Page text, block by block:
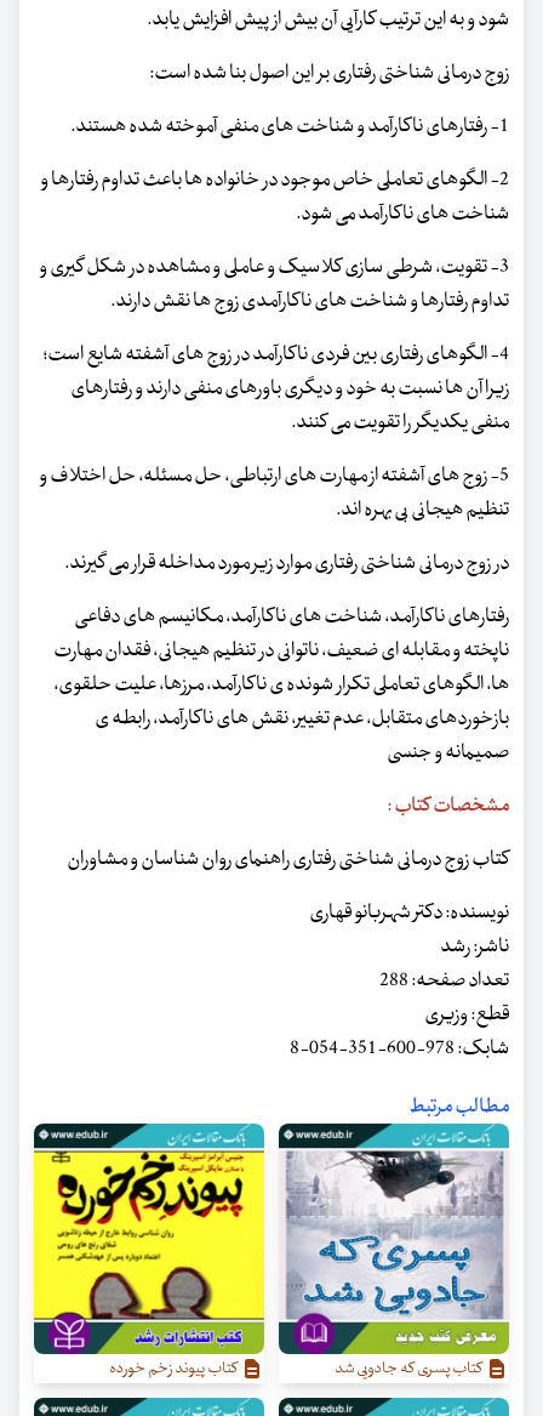
شود و به این ترتیب کارآیی آن بیش از پیش افزایش یابد.
زوج درمانی شناختی رفتاری بر این اصول بنا شده است:
1- رفتارهای ناکارآمد و شناخت های منفی آموخته شده هستند.
2- الگوهای تعاملی خاص موجود در خانواده ها باعث تداوم رفتارها و
شناخت های ناکارآمد می شود.
3- تقویت، شرطی سازی کلاسیک و عاملی و مشاهده در شکل گیری و
تداوم رفتارها و شناخت های ناکارآمدی زوج ها نقش دارند.
4- الگوهای رفتاری بین فردی ناکارآمد در زوج های آشفته شایع است؛
زیرا آن ها نسبت به خود و دیگری باورهای منفی دارند و رفتارهای
منفی یکدیگر را تقویت می کنند.
5- زوج های آشفته از مهارت های ارتباطی، حل مسئله، حل اختلاف و
تنظیم هیجانی بی بهره اند.
در زوج درمانی شناختی رفتاری موارد زیر مورد مداخله قرار می گیرند.
رفتارهای ناکارآمد، شناخت های ناکارآمد، مکانیسم های دفاعی
ناپخته و مقابله ای ضعیف، ناتوانی در تنظیم هیجانی، فقدان مهارت
ها، الگوهای تعاملی تکرار شونده ی ناکارآمد، مرزها، علیت حلقوی،
بازخوردهای متقابل، عدم تغییر، نقش های ناکارآمد، رابطه ی
صمیمانه و جنسی
مشخصات کتاب :
کتاب زوج درمانی شناختی رفتاری راهنمای روان شناسان و مشاوران
نویسنده: دکتر شهربانو قهاری
ناشر: رشد
تعداد صفحه: 288
قطع: وزیری
شابک: 978-600-351-054-8
مطالب مرتبط
کتاب پسری که جادویی شد کتاب پیوند زخم خورده